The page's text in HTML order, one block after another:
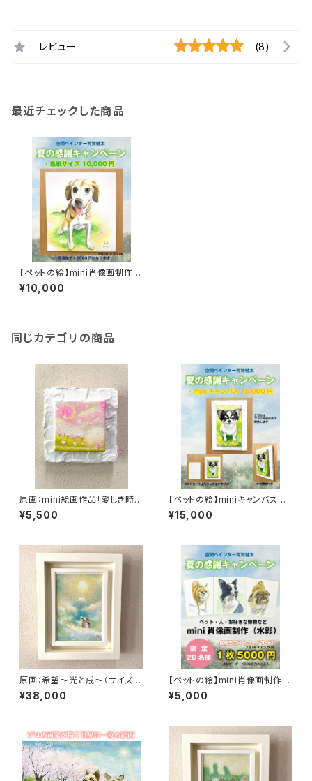
レビュー (8)
最近チェックした商品
【ペットの絵】mini肖像画制作
（水彩・色紙サイズ）
¥10,000
同じカテゴリの商品
原画：mini絵画作品「愛しき時
間」
¥5,500
【ペットの絵】miniキャンバス制
作（アクリル絵の具・ポストカー
ドサイズ）
¥15,000
原画：希望〜光と戌〜（サイズ：
SM号・額縁外寸：よこ25.8cm×
たて32.7㎝×奥行4.5㎝）
¥38,000
【ペットの絵】mini肖像画制作
（水彩・色紙型ポストカードサイ
ズ）
¥5,000